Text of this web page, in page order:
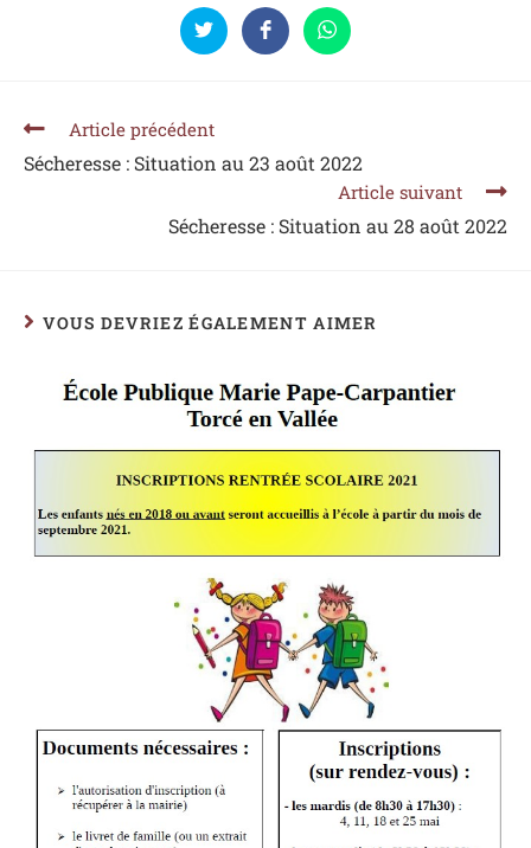
Article précédent
Sécheresse : Situation au 23 août 2022
Article suivant
Sécheresse : Situation au 28 août 2022
VOUS DEVRIEZ ÉGALEMENT AIMER